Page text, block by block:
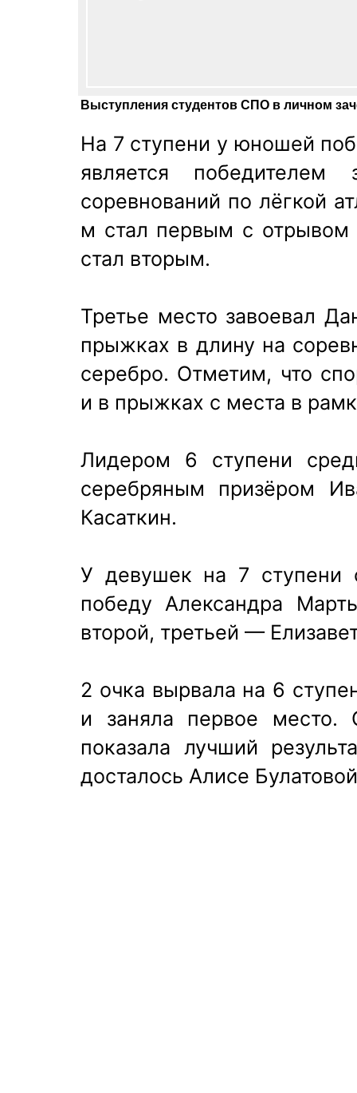
Выступления студентов СПО в личном
На 7 ступени у юношей
является
соревнований по лёгкой
м стал первым с
стал вторым.
Третье место завоевал
прыжках в длину на
серебро. Отметим, что
и в прыжках с места в
Лидером 6 ступени
серебряным призёром
Касаткин.
У девушек на 7 ступени
победу Александра
второй, третьей —
2 очка вырвала на 6
и заняла первое место.
показала лучший
досталось Алисе